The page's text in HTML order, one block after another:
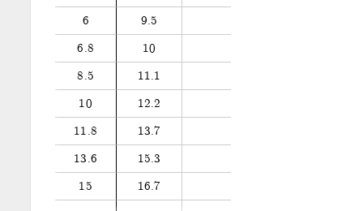
6 9 .5
6 8 1 0
8 5 1 1 1
1 0 1 2 .2
1 1 8 1 3 .7
13 6 1 5 .3
1 5 1 6 .7